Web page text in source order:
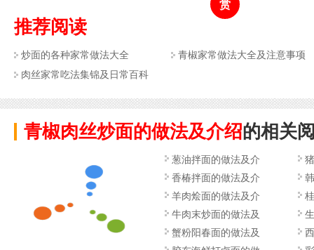
赏
推荐阅读
炒面的各种家常做法大全
青椒家常做法大全及注意事项
肉丝家常吃法集锦及日常百科
青椒肉丝炒面的做法及介绍的相关
葱油拌面的做法及介
香椿拌面的做法及介
羊肉烩面的做法及介
牛肉末炒面的做法及
蟹粉阳春面的做法及